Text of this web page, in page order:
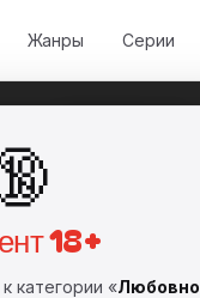
Жанры Серии
18+
категории «
Тени
АС
FB2Полная